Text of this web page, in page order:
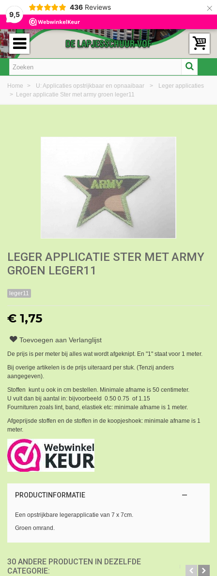
9,5
436 Reviews ×
Home > U: Applicaties opstrijkbaar en opnaaibaar >
Leger applicaties
> Leger applicatie Ster met army groen leger11
LEGER APPLICATIE STER MET ARMY
GROEN LEGER11
leger11
€ 1,75
Toevoegen aan Verlanglijst
De prijs is per meter bij alles wat wordt afgeknipt. En "1" staat voor 1 meter.
Bij overige artikelen is de prijs uiteraard per stuk. (Tenzij anders
aangegeven).
Stoffen kunt u ook in cm bestellen. Minimale afname is 50 centimeter.
U vult dan bij aantal in: bijvoorbeeld 0.50 0.75 of 1.15
Fournituren zoals lint, band, elastiek etc: minimale afname is 1 meter.
Afgeprijsde stoffen en de stoffen in de koopjeshoek: minimale afname is 1
meter.
PRODUCTINFORMATIE
Een opstrijkbare legerapplicatie van 7 x 7cm.
Groen omrand.
30 ANDERE PRODUCTEN IN DEZELFDE
CATEGORIE: